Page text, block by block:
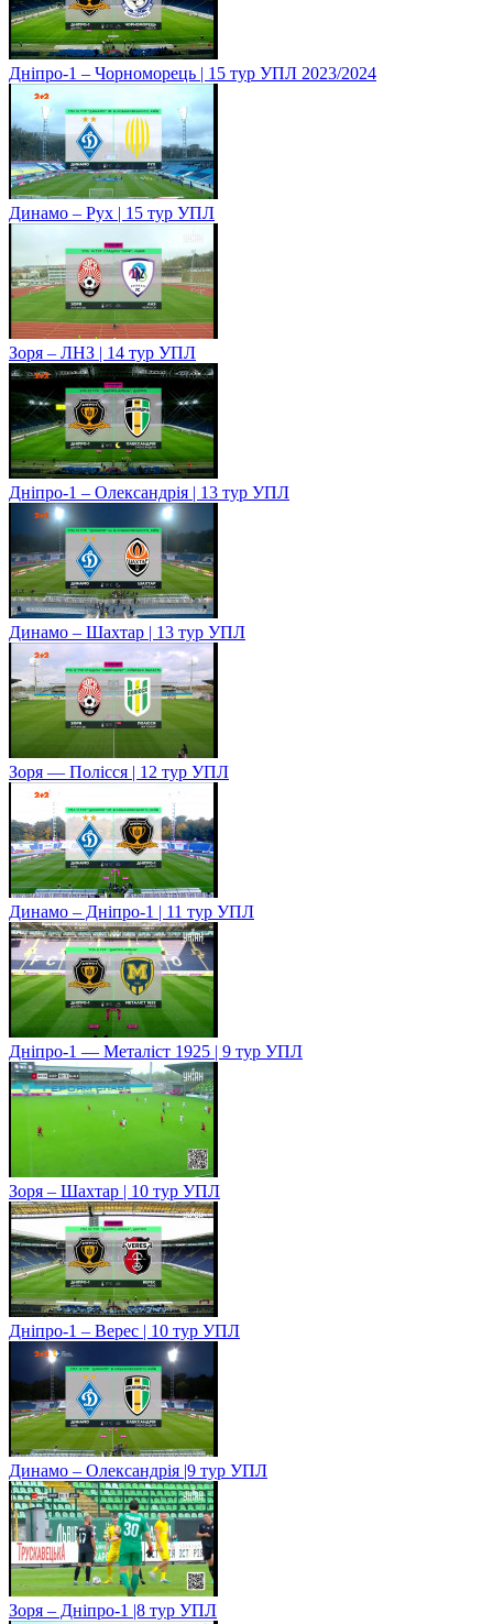
Дніпро-1 – Чорноморець | 15 тур УПЛ 2023/2024
Динамо – Рух | 15 тур УПЛ
Зоря – ЛНЗ | 14 тур УПЛ
Дніпро-1 – Олександрія | 13 тур УПЛ
Динамо – Шахтар | 13 тур УПЛ
Зоря — Полісся | 12 тур УПЛ
Динамо – Дніпро-1 | 11 тур УПЛ
Дніпро-1 — Металіст 1925 | 9 тур УПЛ
Зоря – Шахтар | 10 тур УПЛ
Дніпро-1 – Верес | 10 тур УПЛ
Динамо – Олександрія |9 тур УПЛ
Зоря – Дніпро-1 |8 тур УПЛ